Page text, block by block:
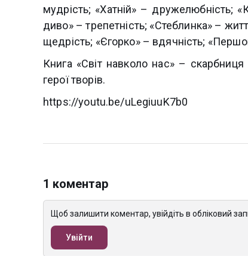
мудрість; «Хатній» – дружелюбність;
диво» – трепетність; «Стеблинка» –
щедрість; «Єгорко» – вдячність;
Книга «Світ навколо нас» –
герої творів.
https://youtu.be/uLegiuuK7b0
1 коментар
Щоб залишити коментар, увійдіть в обліковий
Увійти